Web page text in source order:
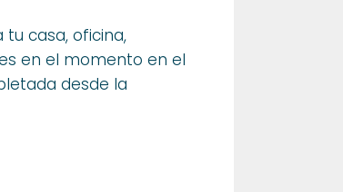
casa, oficina,
en el momento en el
desde la